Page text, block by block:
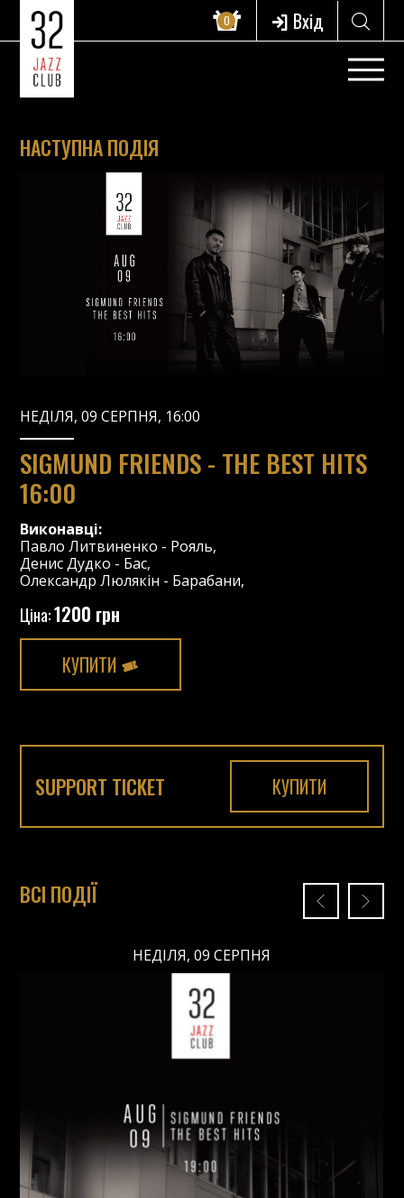
0 Вхід
НАСТУПНА ПОДІЯ
НЕДІЛЯ, 09 СЕРПНЯ, 16:00
SIGMUND FRIENDS - THE BEST HITS
16:00
Виконавці:
Павло Литвиненко - Рояль,
Денис Дудко - Бас,
Олександр Люлякін - Барабани,
Ціна:1200 грн
КУПИТИ
SUPPORT TICKET КУПИТИ
ВСІ ПОДІЇ
НЕДІЛЯ, 09 СЕРПНЯ
НЕДІЛЯ, 09 СЕРПНЯ
Ціна: